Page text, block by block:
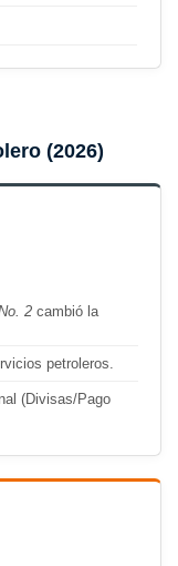
(2026)
2 cambió la
petroleros.
(Divisas/Pago